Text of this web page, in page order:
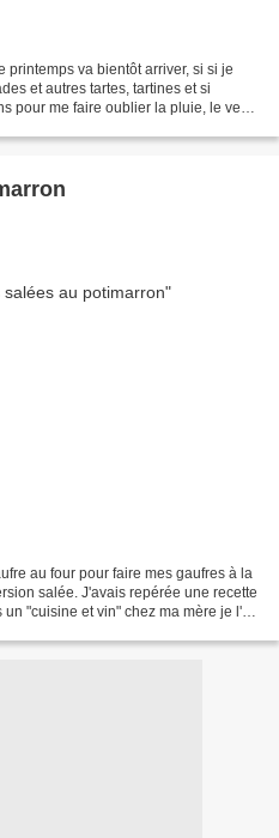
printemps va bientôt arriver, si si je
et autres tartes, tartines et si
pour me faire oublier la pluie, le vent
au four pour faire mes gaufres à la
salée. J'avais repérée une recette
"cuisine et vin" chez ma mère je l'ai